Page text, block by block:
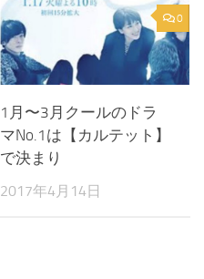
0
1月〜3月クールのドラ
マNo.1は【カルテット】
で決まり
2017年4月14日